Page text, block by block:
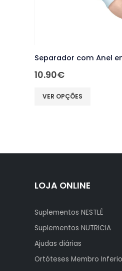
Separador com Anel
10.90€
VER OPÇÕES
LOJA ONLINE
Suplementos NESTLÉ
Suplementos NUTRICIA
Ajudas diárias
Ortóteses Membro